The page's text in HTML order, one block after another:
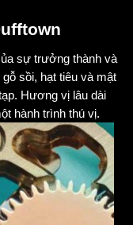
sự trưởng thành và
sồi, hạt tiêu và mật
Hương vị lâu dài
hành trình thú vị.